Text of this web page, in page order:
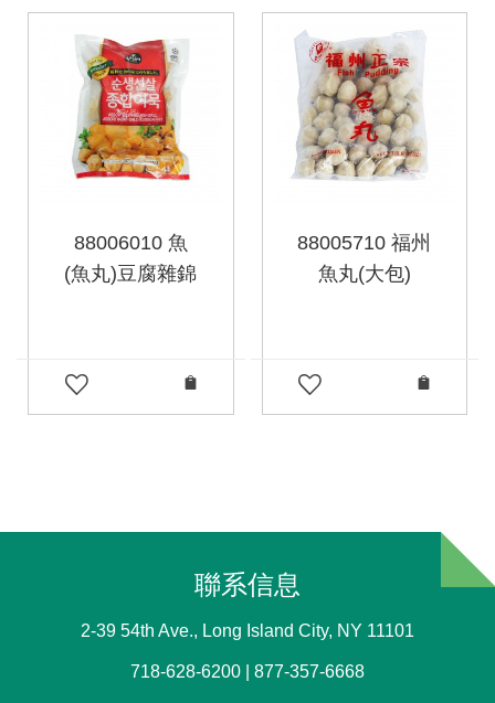
88006010 魚
(魚丸)豆腐雜錦
88005710 福州
魚丸(大包)
聯系信息
2-39 54th Ave., Long Island City, NY 11101
718-628-6200 | 877-357-6668